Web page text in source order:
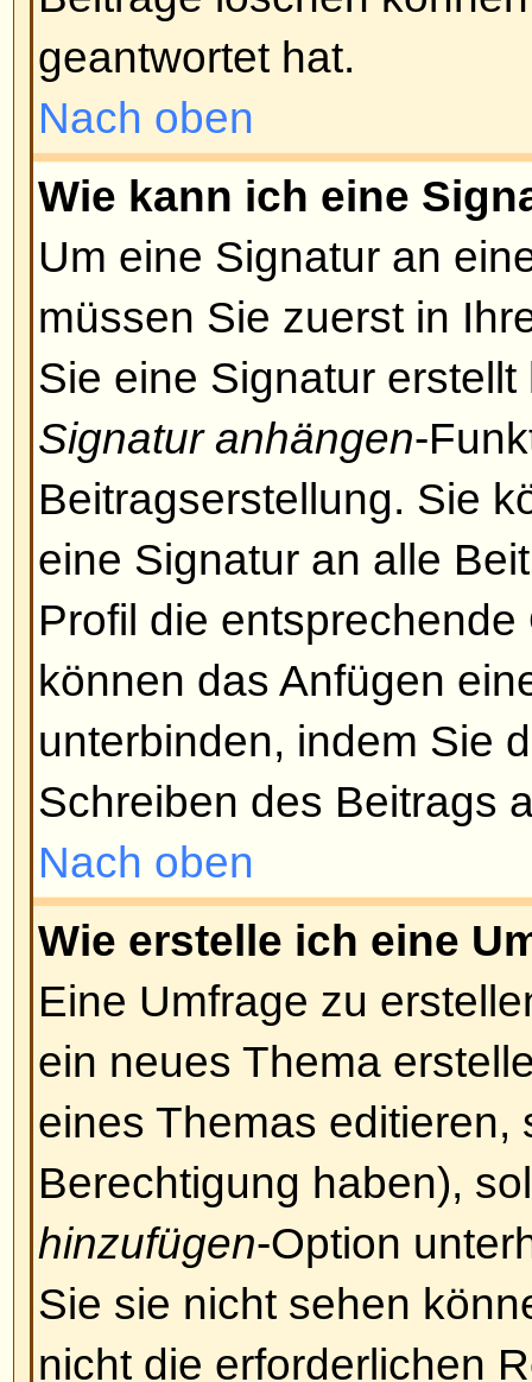
Darf ich HTML benutzen?
Das hängt davon ab, ob es vom
wurde. Falls Sie es nicht
nur ein Klammer-Wirrwarr
, um Leute davon
unnötigen Tags zu
zerstören oder andere
Falls HTML aktiviert wurde,
manuell für jeden Beitrag
Schreiben die entsprechende
Nach oben
Was sind Smilies?
Smilies sind kleine Bilder, die
um Gefühle auszudrücken. Es
Codes benötigt, z. B. zeigt :)
an. Die komplette Liste der
Beitrag schreiben-Seite
Sie es nicht mit zu vielen
passieren, dass ein Beitrag
unübersichtlich wird. Ein
entschließen, den Beitrag zu
komplett zu löschen.
Nach oben
Darf ich Bilder einfügen?
Bilder können tatsächlich im
Allerdings gibt es noch keine
auf das Board hochzuladen.
einem bestehenden Bild
einem für die Öffentlichkeit